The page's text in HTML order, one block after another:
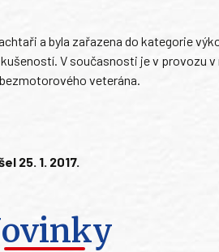
a byla zařazena do kategorie
V současnosti je v provozu
veterána.
25. 1. 2017.